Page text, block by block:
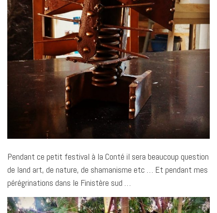
Pendant ce petit festival à la Conté il sera beaucoup question
de land art, de nature, de shamanisme etc … Et pendant mes
pérégrinations dans le Finistère sud …